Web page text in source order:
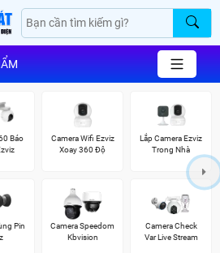
Báo
Camera Wifi Ezviz
Xoay 360 Độ
Lắp Camera Ezviz
Trong Nhà
Pin
Camera Speedom
Kbvision
Camera Check
Var Live Stream